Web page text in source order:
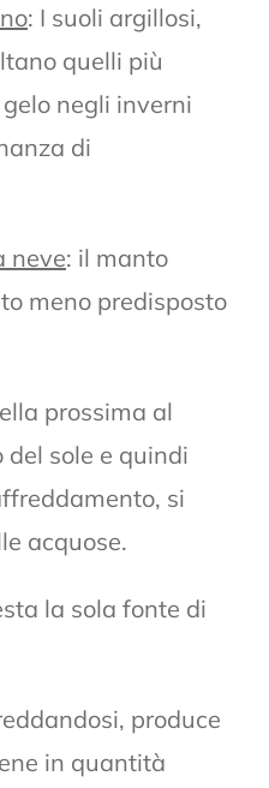
: I suoli argillosi,
quelli più
negli inverni
di
neve: il manto
meno predisposto
prossima al
del sole e quindi
si
acquose.
la sola fonte di
produce
in quantità